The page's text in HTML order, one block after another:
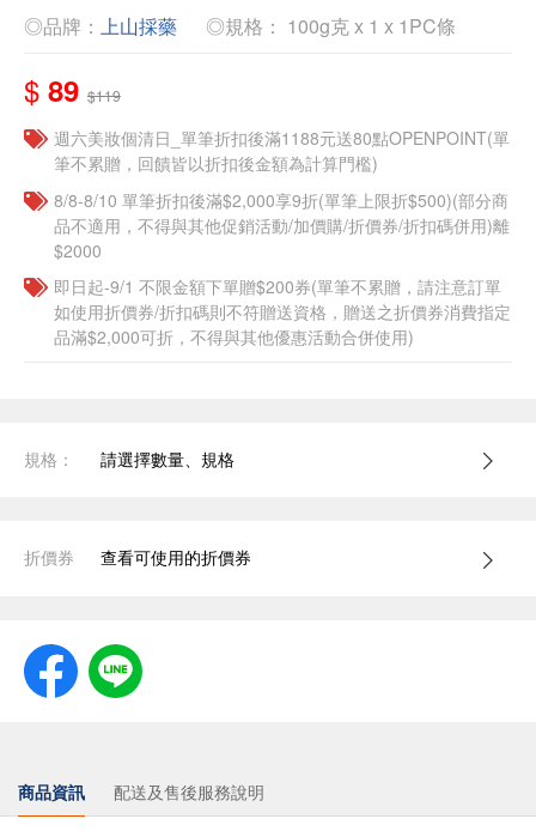
◎品牌： 上山採藥 ◎規格： 100g克 x 1 x 1PC條
$ 89 $119
週六美妝個清日_單筆折扣後滿1188元送80點OPENPOINT(單
筆不累贈，回饋皆以折扣後金額為計算門檻)
8/8-8/10 單筆折扣後滿$2,000享9折(單筆上限折$500)(部分商
品不適用，不得與其他促銷活動/加價購/折價券/折扣碼併用)離
$2000
即日起-9/1 不限金額下單贈$200券(單筆不累贈，請注意訂單
如使用折價券/折扣碼則不符贈送資格，贈送之折價券消費指定
品滿$2,000可折，不得與其他優惠活動合併使用)
規格： 請選擇數量、規格
折價券 查看可使用的折價券
商品資訊 配送及售後服務說明